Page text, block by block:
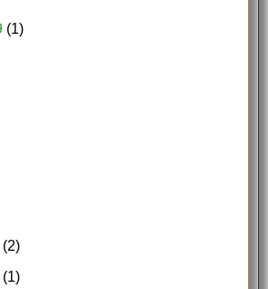
(1)
(2)
(1)